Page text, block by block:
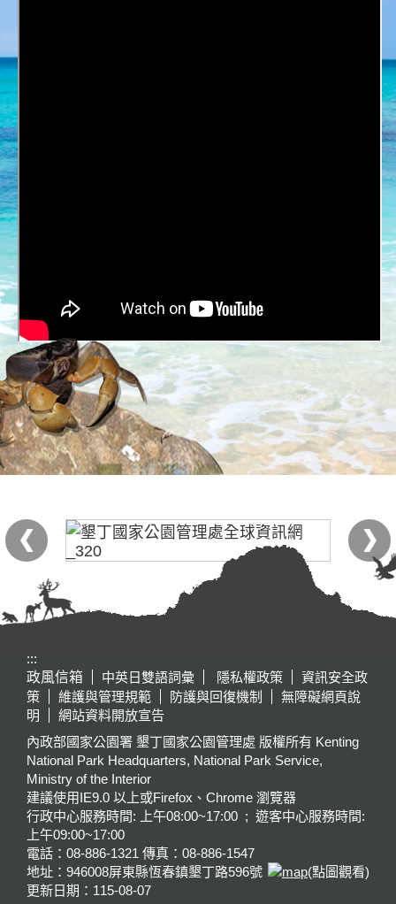
:::
政風信箱
中英日雙語詞彙 隱私權政策
資訊安全政
策
維護與管理規範 防護與回復機制
無障礙網頁說
明
網站資料開放宣告
內政部國家公園署 墾丁國家公園管理處 版權所有 Kenting
National Park Headquarters, National Park Service,
Ministry of the Interior
建議使用IE9.0 以上或Firefox、Chrome 瀏覽器
行政中心服務時間: 上午08:00~17:00 ; 遊客中心服務時間:
上午09:00~17:00
電話：08-886-1321 傳真：08-886-1547
地址：946008屏東縣恆春鎮墾丁路596號
(點圖觀看)
更新日期： 115-08-07